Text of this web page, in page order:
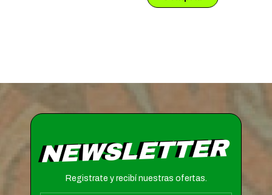
NEWSLETTER
Registrate y recibí nuestras ofertas.